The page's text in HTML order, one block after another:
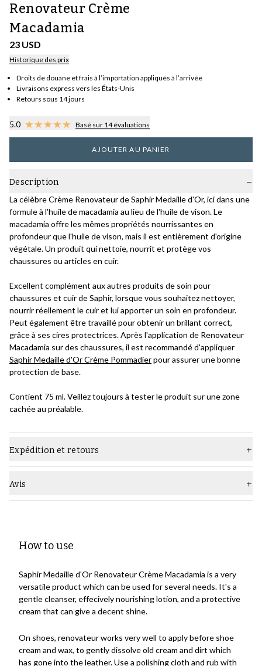
Renovateur Crème
Macadamia
23 USD
Historique des prix
Droits de douane et frais à l’importation appliqués à l’arrivée
Livraisons express vers les États-Unis
Retours sous 14 jours
5.0 Basé sur 14 évaluations
AJOUTER AU PANIER
Description
La célèbre Crème Renovateur de Saphir Medaille d'Or, ici dans une
formule à l'huile de macadamia au lieu de l'huile de vison. Le
macadamia offre les mêmes propriétés nourrissantes en
profondeur que l'huile de vison, mais il est entièrement d'origine
végétale. Un produit qui nettoie, nourrit et protège vos
chaussures ou articles en cuir.
Excellent complément aux autres produits de soin pour
chaussures et cuir de Saphir, lorsque vous souhaitez nettoyer,
nourrir réellement le cuir et lui apporter un soin en profondeur.
Peut également être travaillé pour obtenir un brillant correct,
grâce à ses cires protectrices. Après l'application de Renovateur
Macadamia sur des chaussures, il est recommandé d'appliquer
Saphir Medaille d'Or Crème Pommadierpour assurer une bonne
protection de base.
Contient 75 ml. Veillez toujours à tester le produit sur une zone
cachée au préalable.
Expédition et retours
Avis
How to use
Saphir Medaille d'Or Renovateur Crème Macadamia is a very
versatile product which can be used for several needs. It's a
gentle cleanser, effecively nourishing lotion, and a protective
cream that can give a decent shine.
On shoes, renovateur works very well to apply before shoe
cream and wax, to gently dissolve old cream and dirt which
has gone into the leather. Use a polishing cloth and rub with